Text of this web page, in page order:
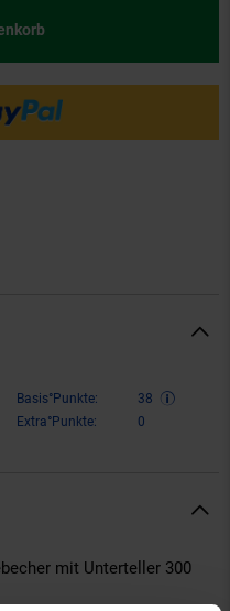
Basis°Punkte:
38
Extra°Punkte:
0
mit Unterteller 300